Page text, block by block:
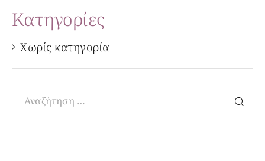
Kατηγορίες
Χωρίς κατηγορία